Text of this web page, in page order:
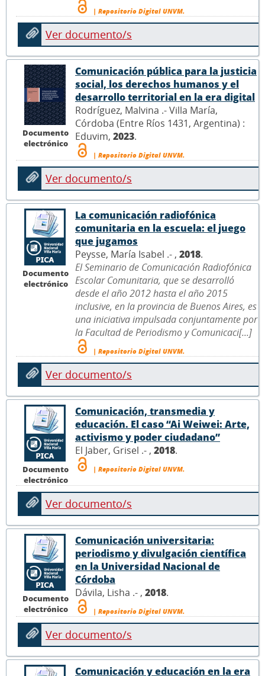
| Repositorio Digital UNVM.
Ver documento/s
Documento
electrónico
Comunicación pública para la justicia
social, los derechos humanos y el
desarrollo territorial en la era digital
Rodríguez, Malvina .- Villa María,
Córdoba (Entre Ríos 1431, Argentina) :
Eduvim, 2023.
| Repositorio Digital UNVM.
Ver documento/s
Documento
electrónico
La comunicación radiofónica
comunitaria en la escuela: el juego
que jugamos
Peysse, María Isabel .- , 2018.
El Seminario de Comunicación Radiofónica
Escolar Comunitaria, que se desarrolló
desde el año 2012 hasta el año 2015
inclusive, en la provincia de Buenos Aires, es
una iniciativa impulsada conjuntamente por
la Facultad de Periodismo y Comunicaci[...]
| Repositorio Digital UNVM.
Ver documento/s
Documento
electrónico
Comunicación, transmedia y
educación. El caso “Ai Weiwei: Arte,
activismo y poder ciudadano”
El Jaber, Grisel .- , 2018.
| Repositorio Digital UNVM.
Ver documento/s
Documento
electrónico
Comunicación universitaria:
periodismo y divulgación científica
en la Universidad Nacional de
Córdoba
Dávila, Lisha .- , 2018.
| Repositorio Digital UNVM.
Ver documento/s
Comunicación y educación en la era